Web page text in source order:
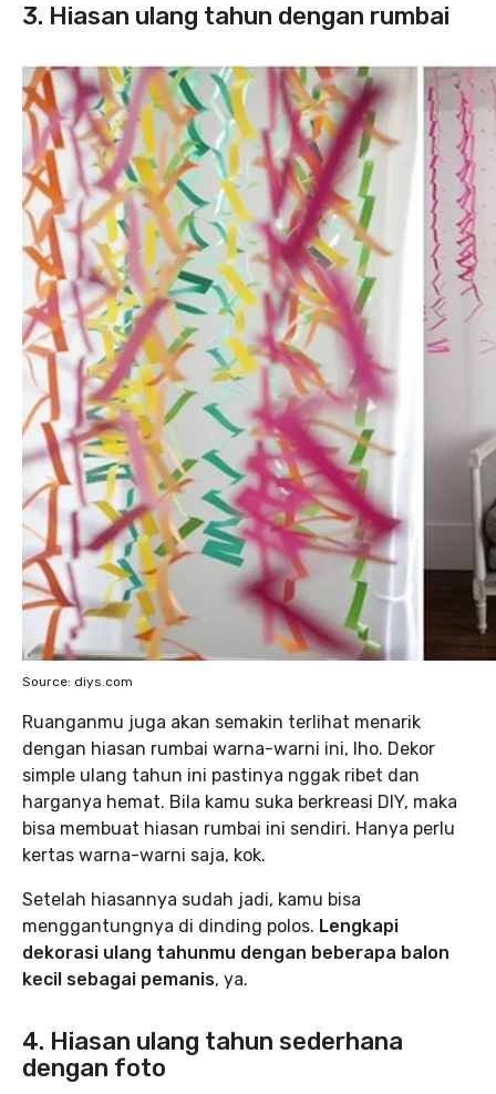
3. Hiasan ulang tahun dengan rumbai
Source: diys.com
Ruanganmu juga akan semakin terlihat menarik
dengan hiasan rumbai warna-warni ini, lho. Dekor
simple ulang tahun ini pastinya nggak ribet dan
harganya hemat. Bila kamu suka berkreasi DIY, maka
bisa membuat hiasan rumbai ini sendiri. Hanya perlu
kertas warna-warni saja, kok.
Setelah hiasannya sudah jadi, kamu bisa
menggantungnya di dinding polos. Lengkapi
dekorasi ulang tahunmu dengan beberapa balon
kecil sebagai pemanis, ya.
4. Hiasan ulang tahun sederhana
dengan foto